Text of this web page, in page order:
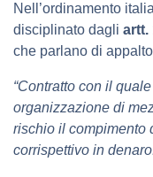
Nell’ordinamento
disciplinato dagli artt.
che parlano di
“Contratto con il
organizzazione di
rischio il compimento
corrispettivo in